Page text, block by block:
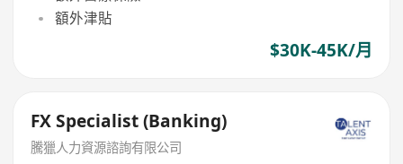
額外津貼
$30K-45K/月
FX Specialist (Banking)
騰獵人力資源諮詢有限公司